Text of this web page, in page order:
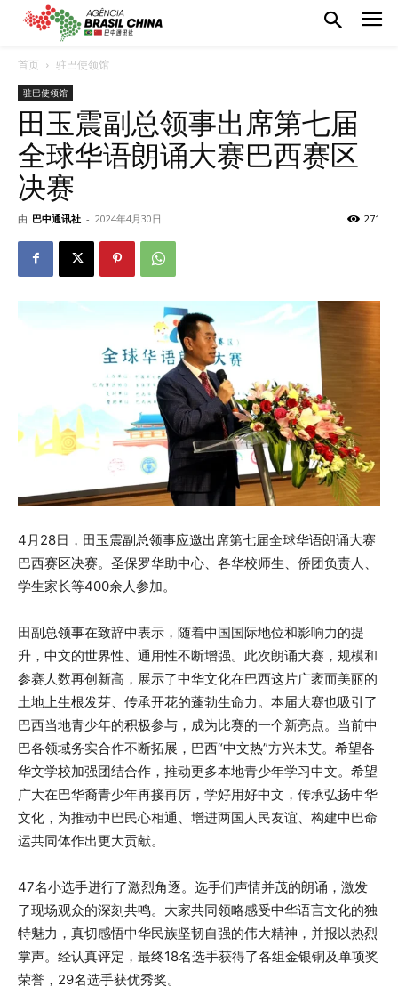
首页 驻巴使领馆
驻巴使领馆
田玉震副总领事出席第七届
全球华语朗诵大赛巴西赛区
决赛
由 巴中通讯社 - 2024年4月30日 271
4月28日，田玉震副总领事应邀出席第七届全球华语朗诵大赛
巴西赛区决赛。圣保罗华助中心、各华校师生、侨团负责人、
学生家长等400余人参加。
田副总领事在致辞中表示，随着中国国际地位和影响力的提
升，中文的世界性、通用性不断增强。此次朗诵大赛，规模和
参赛人数再创新高，展示了中华文化在巴西这片广袤而美丽的
土地上生根发芽、传承开花的蓬勃生命力。本届大赛也吸引了
巴西当地青少年的积极参与，成为比赛的一个新亮点。当前中
巴各领域务实合作不断拓展，巴西“中文热”方兴未艾。希望各
华文学校加强团结合作，推动更多本地青少年学习中文。希望
广大在巴华裔青少年再接再厉，学好用好中文，传承弘扬中华
文化，为推动中巴民心相通、增进两国人民友谊、构建中巴命
运共同体作出更大贡献。
47名小选手进行了激烈角逐。选手们声情并茂的朗诵，激发
了现场观众的深刻共鸣。大家共同领略感受中华语言文化的独
特魅力，真切感悟中华民族坚韧自强的伟大精神，并报以热烈
掌声。经认真评定，最终18名选手获得了各组金银铜及单项奖
荣誉，29名选手获优秀奖。